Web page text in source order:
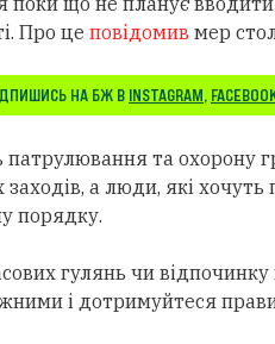
Про це повідомив мер
НА БЖ В INSTAGRAM,
патрулювання та охорону
а люди, які хочуть
порядку.
гулянь чи
і дотримуйтеся